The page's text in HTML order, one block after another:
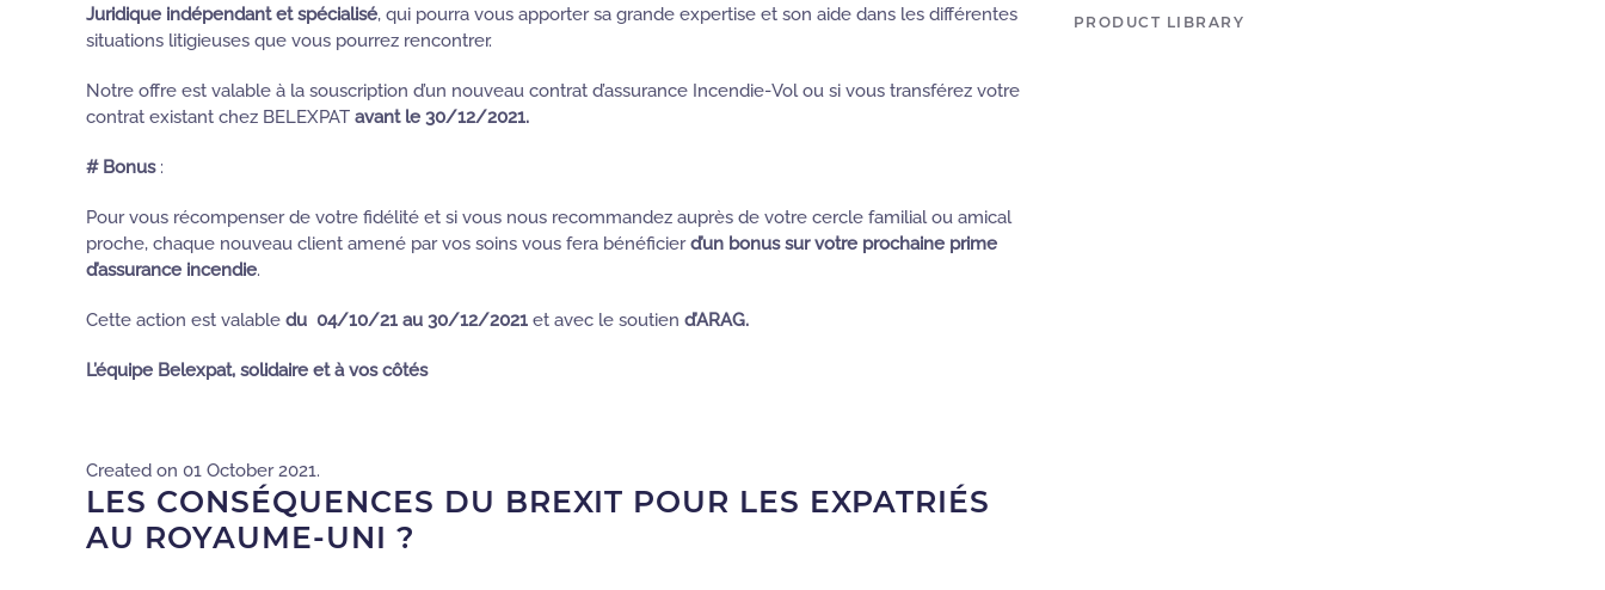
Juridique indépendant et spécialisé, qui pourra vous apporter sa grande expertise et son aide dans les différentes
situations litigieuses que vous pourrez rencontrer.
Notre offre est valable à la souscription d’un nouveau contrat d’assurance Incendie-Vol ou si vous transférez votre
contrat existant chez BELEXPAT avant le 30/12/2021.
# Bonus:
Pour vous récompenser de votre fidélité et si vous nous recommandez auprès de votre cercle familial ou amical
proche, chaque nouveau client amené par vos soins vous fera bénéficierd’un bonus sur votre prochaine prime
d’assurance incendie.
Cette action est valable du 04/10/21 au 30/12/2021 et avec le soutien d’ARAG.
L’équipe Belexpat, solidaire et à vos côtés
Created on 01 October 2021.
LES CONSÉQUENCES DU BREXIT POUR LES EXPATRIÉS
AU ROYAUME-UNI ?
PRODUCT LIBRARY